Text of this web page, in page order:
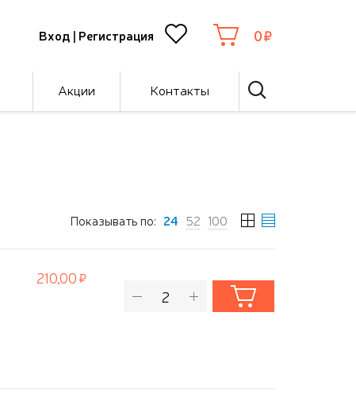
Вход | Регистрация 0
Акции Контакты
Показывать по: 24 52 100
210,00